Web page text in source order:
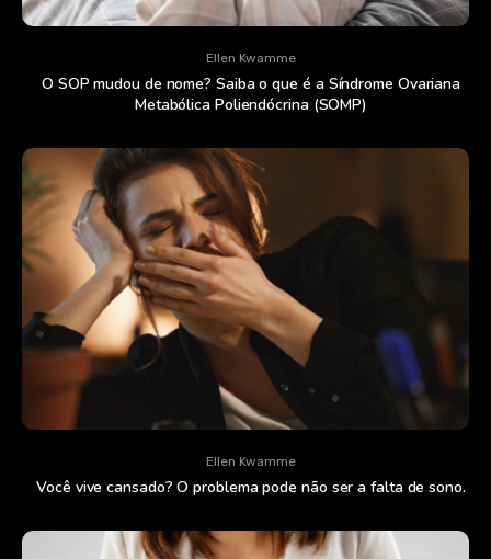
Ellen Kwamme
O SOP mudou de nome? Saiba o que é a Síndrome Ovariana
Metabólica Poliendócrina (SOMP)
Ellen Kwamme
Você vive cansado? O problema pode não ser a falta de sono.